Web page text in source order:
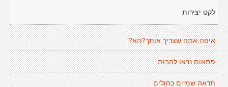
לקט יצירות
איפה אתה שצריך אותך?הא?
פתאום נראו להבות
תראה שמיים כחולים